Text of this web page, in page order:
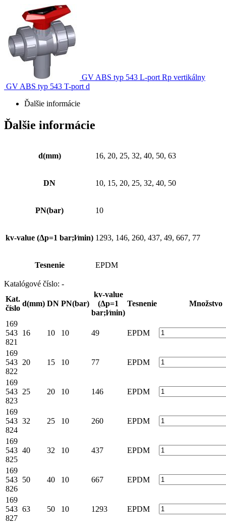
GV ABS typ 543 L-port Rp vertikálny
GV ABS typ 543 T-port d
Ďalšie informácie
Ďalšie informácie
d(mm) 16, 20, 25, 32, 40, 50, 63
DN 10, 15, 20, 25, 32, 40, 50
PN(bar) 10
kv-value (Δp=1 bar;l⁄min) 1293, 146, 260, 437, 49, 667, 77
Tesnenie EPDM
Katalógové číslo: -
Kat.
číslo
d(mm) DN PN(bar)
kv-value
(Δp=1
bar;l⁄min)
Tesnenie Množstvo
169
543
821
16 10 10 49 EPDM
169
543
822
20 15 10 77 EPDM
169
543
823
25 20 10 146 EPDM
169
543
824
32 25 10 260 EPDM
169
543
825
40 32 10 437 EPDM
169
543
826
50 40 10 667 EPDM
169
543
827
63 50 10 1293 EPDM